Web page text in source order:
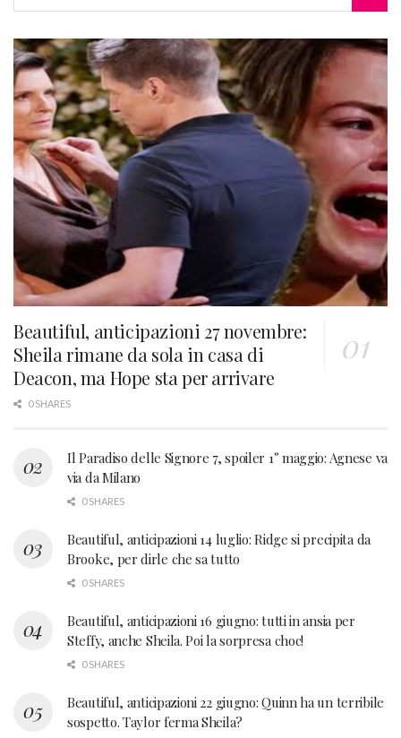
Beautiful, anticipazioni 27 novembre:
Sheila rimane da sola in casa di
Deacon, ma Hope sta per arrivare
0 SHARES
Il Paradiso delle Signore 7, spoiler 1° maggio: Agnese va
via da Milano
0 SHARES
Beautiful, anticipazioni 14 luglio: Ridge si precipita da
Brooke, per dirle che sa tutto
0 SHARES
Beautiful, anticipazioni 16 giugno: tutti in ansia per
Steffy, anche Sheila. Poi la sorpresa choc!
0 SHARES
Beautiful, anticipazioni 22 giugno: Quinn ha un terribile
sospetto. Taylor ferma Sheila?